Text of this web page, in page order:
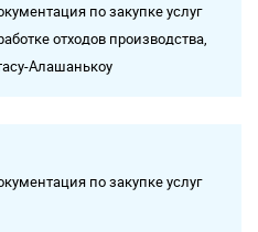
по закупке услуг
отходов производства,
Алашанькоу
по закупке услуг